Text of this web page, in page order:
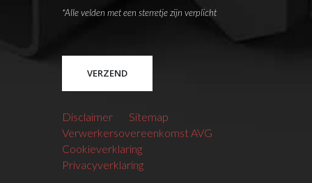
*Alle velden met een sterretje zijn verplicht
Disclaimer
Sitemap
Verwerkersovereenkomst AVG
Cookieverklaring
Privacyverklaring